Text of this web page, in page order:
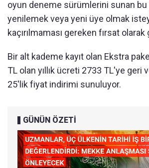
oyun deneme sürümlerini sunan bu
yenilemek veya yeni üye olmak
kaçırılmaması gereken fırsat olarak
Bir alt kademe kayıt olan Ekstra
TL olan yıllık ücreti 2733 TL'ye geri
25'lik fiyat indirimi sunuluyor.
GÜNÜN ÖZETİ